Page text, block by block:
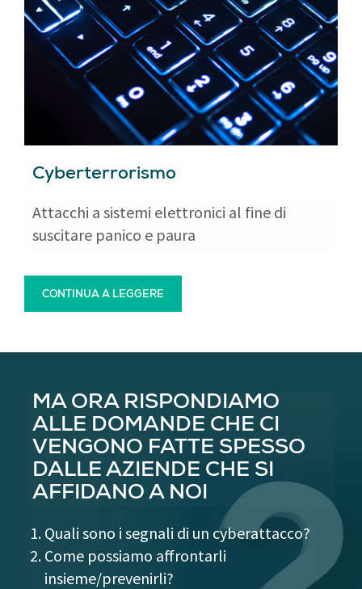
Cyberterrorismo
Attacchi a sistemi elettronici al fine di
suscitare panico e paura
CONTINUA A LEGGERE
MA ORA RISPONDIAMO
ALLE DOMANDE CHE CI
VENGONO FATTE SPESSO
DALLE AZIENDE CHE SI
AFFIDANO A NOI
Quali sono i segnali di un cyberattacco?
Come possiamo affrontarli
insieme/prevenirli?